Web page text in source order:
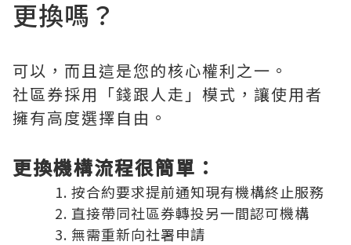
更換嗎？
可以，而且這是您的核心權利之一。
社區券採用「錢跟人走」模式，讓使用者
擁有高度選擇自由。
更換機構流程很簡單：
按合約要求提前通知現有機構終止服務
直接帶同社區券轉投另一間認可機構
無需重新向社署申請